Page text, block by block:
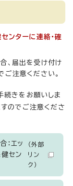
ンターに連絡・確
、届出を受け付け
注意ください。
続きをお願いしま
のでご注意くださ
：エッ
セン
（外部
リン
ク）